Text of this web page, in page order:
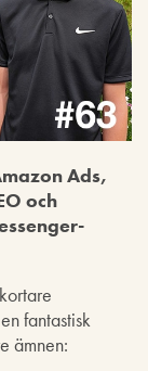
Ads,
och
fantastisk
ämnen: